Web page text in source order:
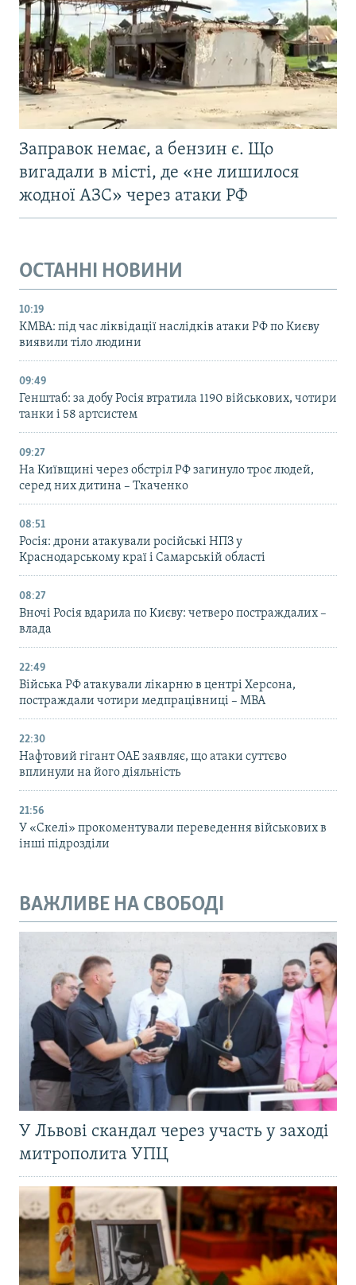
Заправок немає, а бензин є. Що
вигадали в місті, де «не лишилося
жодної АЗС» через атаки РФ
ОСТАННІ НОВИНИ
10:19
КМВА: під час ліквідації наслідків атаки РФ по Києву
виявили тіло людини
09:49
Генштаб: за добу Росія втратила 1190 військових, чотири
танки і 58 артсистем
09:27
На Київщині через обстріл РФ загинуло троє людей,
серед них дитина – Ткаченко
08:51
Росія: дрони атакували російські НПЗ у
Краснодарському краї і Самарській області
08:27
Вночі Росія вдарила по Києву: четверо постраждалих –
влада
22:49
Війська РФ атакували лікарню в центрі Херсона,
постраждали чотири медпрацівниці – МВА
22:30
Нафтовий гігант ОАЕ заявляє, що атаки суттєво
вплинули на його діяльність
21:56
У «Скелі» прокоментували переведення військових в
інші підрозділи
ВАЖЛИВЕ НА СВОБОДІ
У Львові скандал через участь у заході
митрополита УПЦ